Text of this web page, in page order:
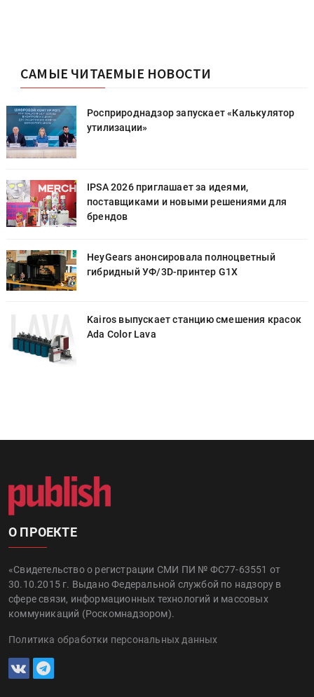
САМЫЕ ЧИТАЕМЫЕ НОВОСТИ
Росприроднадзор запускает «Калькулятор
утилизации»
IPSA 2026 приглашает за идеями,
поставщиками и новыми решениями для
брендов
HeyGears анонсировала полноцветный
гибридный УФ/3D-принтер G1X
Kairos выпускает станцию смешения красок
Ada Color Lava
О ПРОЕКТЕ
«Свидетельство о регистрации СМИ ПИ № ФС77-63551 от
30.10.2015 г. Выдано Федеральной службой по надзору в
сфере связи, информационных технологий и массовых
коммуникаций (Роскомнадзором).
Политика обработки персональных данных